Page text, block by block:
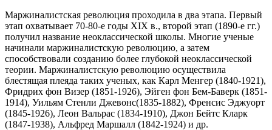
Маржиналистская революция проходила в два этапа. Первый
этап охватывает 70-80-е годы XIX в., второй этап (1890-е гг.)
получил название неоклассической школы. Многие ученые
начинали маржиналистскую революцию, а затем
способствовали созданию более глубокой неоклассической
теории. Маржиналистскую революцию осуществила
блестящая плеяда таких ученых, как Карл Менгер (1840-1921),
Фридрих фон Визер (1851-1926), Эйген фон Бем-Баверк (1851-
1914), Уильям Стенли Джевонс(1835-1882), Френсис Эджуорт
(1845-1926), Леон Вальрас (1834-1910), Джон Бейтс Кларк
(1847-1938), Альфред Маршалл (1842-1924) и др.